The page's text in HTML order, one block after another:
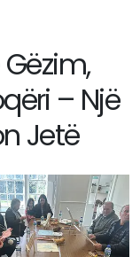
– Një
Jetë